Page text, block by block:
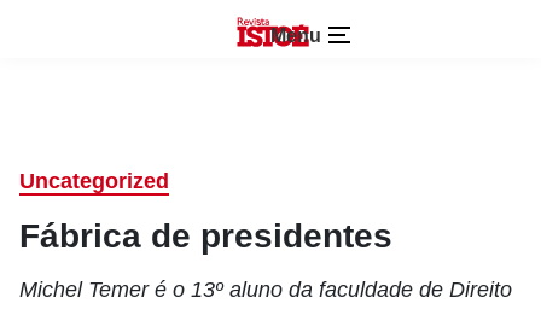
Menu
Uncategorized
Fábrica de presidentes
Michel Temer é o 13º aluno da faculdade de Direito